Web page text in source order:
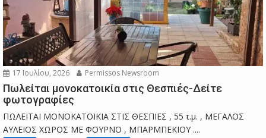
17 Ιουλίου, 2026 Permissos Newsroom
Πωλείται μονοκατοικία στις Θεσπιές-Δείτε
φωτογραφίες
ΠΩΛΕΙΤΑΙ ΜΟΝΟΚΑΤΟΙΚΙΑ ΣΤΙΣ ΘΕΣΠΙΕΣ , 55 τ.μ. , ΜΕΓΑΛΟΣ
ΑΥΛΕΙΟΣ ΧΩΡΟΣ ΜΕ ΦΟΥΡΝΟ , ΜΠΑΡΜΠΕΚΙΟΥ ....